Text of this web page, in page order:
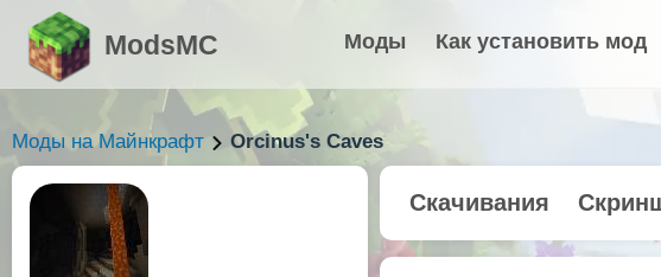
ModsMC Моды Как установить мод
Моды на Майнкрафт Orcinus's Caves
Скачивания